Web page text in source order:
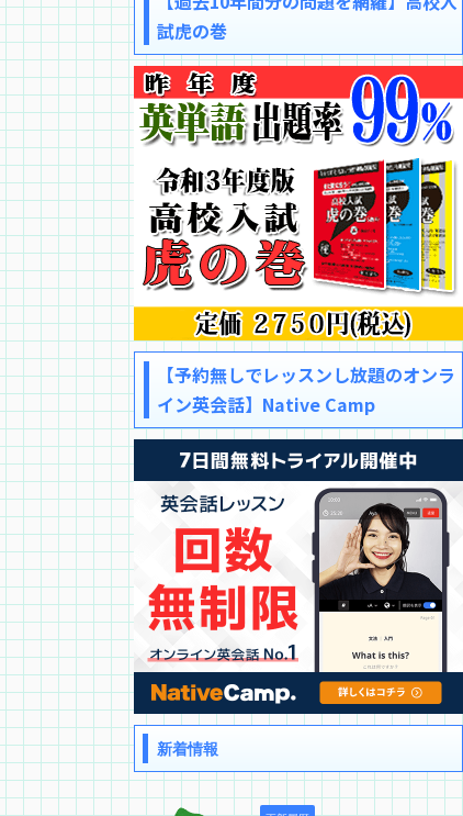
試虎の巻
【予約無しでレッスンし放題のオンラ
イン英会話】Native Camp
新着情報